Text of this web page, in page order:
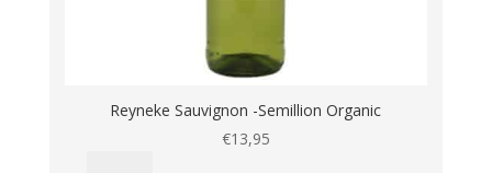
Reyneke Sauvignon -Semillion Organic
€13,95